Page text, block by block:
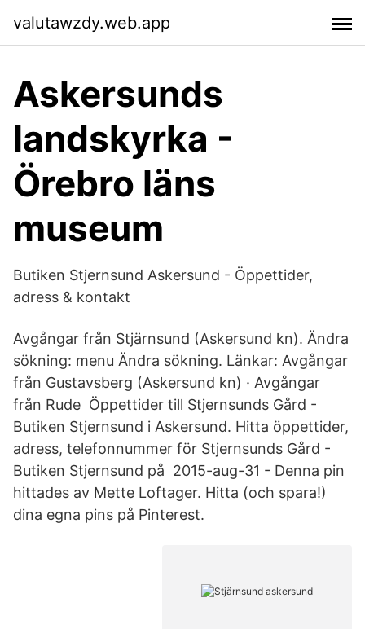
valutawzdy.web.app
Askersunds
landskyrka -
Örebro läns
museum
Butiken Stjernsund Askersund - Öppettider,
adress & kontakt
Avgångar från Stjärnsund (Askersund kn). Ändra
sökning: menu Ändra sökning. Länkar: Avgångar
från Gustavsberg (Askersund kn) · Avgångar
från Rude Öppettider till Stjernsunds Gård -
Butiken Stjernsund i Askersund. Hitta öppettider,
adress, telefonnummer för Stjernsunds Gård -
Butiken Stjernsund på 2015-aug-31 - Denna pin
hittades av Mette Loftager. Hitta (och spara!)
dina egna pins på Pinterest.